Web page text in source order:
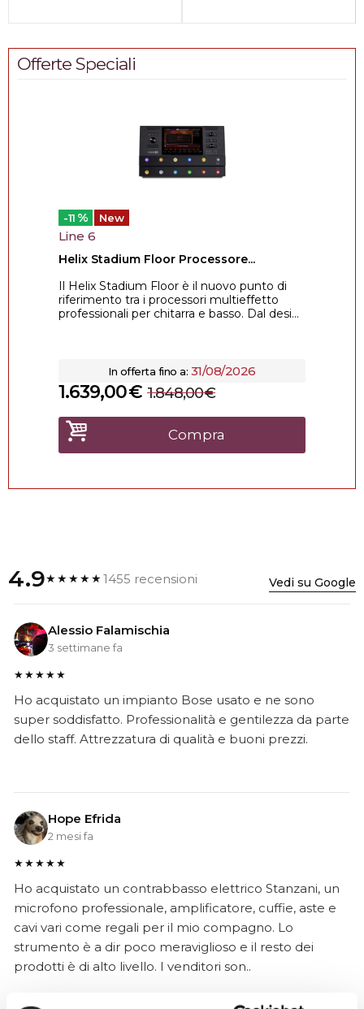
Offerte Speciali
-11 % New
Line 6
Helix Stadium Floor Processore...
Il Helix Stadium Floor è il nuovo punto di
riferimento tra i processori multieffetto
professionali per chitarra e basso. Dal desi...
In offerta fino a: 31/08/2026
€
1.639,00 €
1.848,00
Compra
4.9★★★★★1455 recensioni Vedi su Google
Alessio Falamischia
3 settimane fa
★★★★★
Ho acquistato un impianto Bose usato e ne sono
super soddisfatto. Professionalità e gentilezza da parte
dello staff. Attrezzatura di qualità e buoni prezzi.
Hope Efrida
2 mesi fa
★★★★★
Ho acquistato un contrabbasso elettrico Stanzani, un
microfono professionale, amplificatore, cuffie, aste e
cavi vari come regali per il mio compagno. Lo
strumento è a dir poco meraviglioso e il resto dei
prodotti è di alto livello. I venditori son..